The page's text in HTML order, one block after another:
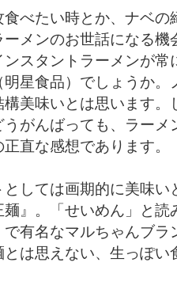
べたい時とか、ナベの
メンのお世話になる機
スタントラーメンが常
星食品）でしょうか。
美味いとは思います。
がんばっても、ラー
直な感想であります。
しては画期的に美味い
』。「せいめん」と
有名なマルちゃんブラ
とは思えない、生っぽ